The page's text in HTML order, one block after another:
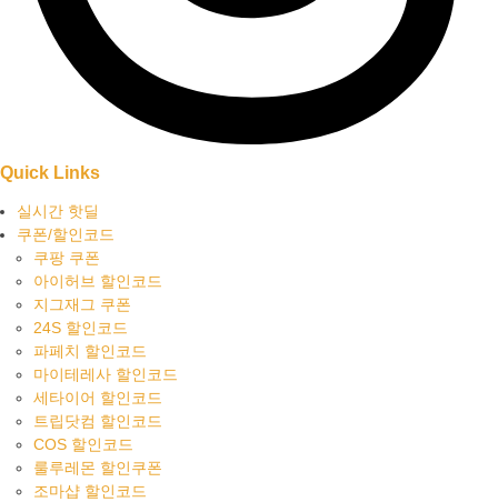
Quick Links
실시간 핫딜
쿠폰/할인코드
쿠팡 쿠폰
아이허브 할인코드
지그재그 쿠폰
24S 할인코드
파페치 할인코드
마이테레사 할인코드
세타이어 할인코드
트립닷컴 할인코드
COS 할인코드
룰루레몬 할인쿠폰
조마샵 할인코드